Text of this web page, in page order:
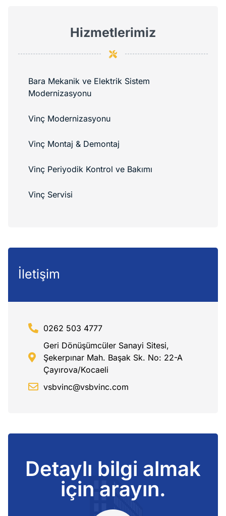
Hizmetlerimiz
Bara Mekanik ve Elektrik Sistem
Modernizasyonu
Vinç Modernizasyonu
Vinç Montaj & Demontaj
Vinç Periyodik Kontrol ve Bakımı
Vinç Servisi
İletişim
0262 503 4777
Geri Dönüşümcüler Sanayi Sitesi,
Şekerpınar Mah. Başak Sk. No: 22-A
Çayırova/Kocaeli
vsbvinc@vsbvinc.com
Detaylı bilgi almak
için arayın.